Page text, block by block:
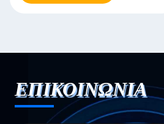
ΕΠΙΚΟΙΝΩΝΙΑ